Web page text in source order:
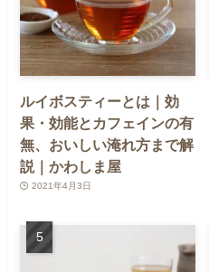
ルイボスティーとは｜効
果・効能とカフェインの有
無、おいしい淹れ方まで解
説｜かわしま屋
2021年4月3日